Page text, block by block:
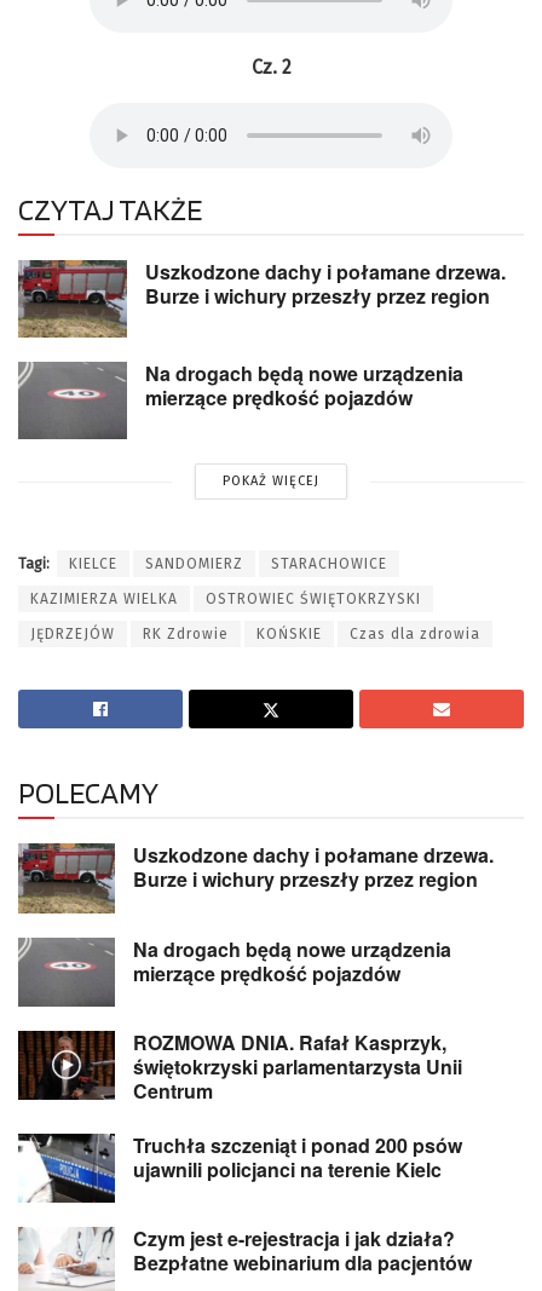
Cz. 2
CZYTAJ TAKŻE
Uszkodzone dachy i połamane drzewa.
Burze i wichury przeszły przez region
Na drogach będą nowe urządzenia
mierzące prędkość pojazdów
POKAŻ WIĘCEJ
Tagi: KIELCE SANDOMIERZ STARACHOWICE
KAZIMIERZA WIELKA OSTROWIEC ŚWIĘTOKRZYSKI
JĘDRZEJÓW RK Zdrowie KOŃSKIE Czas dla zdrowia
POLECAMY
Uszkodzone dachy i połamane drzewa.
Burze i wichury przeszły przez region
Na drogach będą nowe urządzenia
mierzące prędkość pojazdów
ROZMOWA DNIA. Rafał Kasprzyk,
świętokrzyski parlamentarzysta Unii
Centrum
Truchła szczeniąt i ponad 200 psów
ujawnili policjanci na terenie Kielc
Czym jest e-rejestracja i jak działa?
Bezpłatne webinarium dla pacjentów